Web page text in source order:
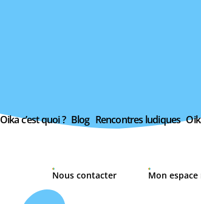
Oika c’est quoi ? Blog Rencontres ludiques
Nous contacter Mon espace